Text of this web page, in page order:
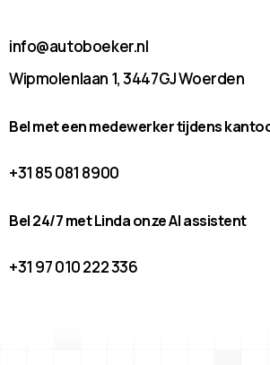
info@autoboeker.nl
Wipmolenlaan 1, 3447GJ Woerden
Bel met een medewerker tijdens
+31 85 081 8900
Bel 24/7 met Linda onze AI assistent
+31 97 010 222 336